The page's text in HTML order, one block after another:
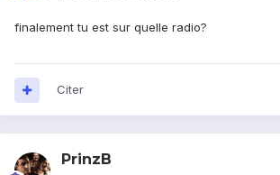
finalement tu est sur quelle radio?
Citer
PrinzB